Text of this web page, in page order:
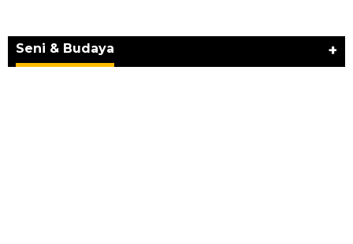
Seni & Budaya +
BERKARYA UNTUK PE…